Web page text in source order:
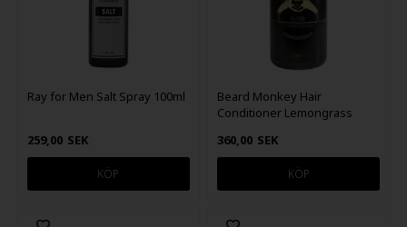
Ray for Men Salt Spray 100ml
259,00 SEK
Beard Monkey Hair
Conditioner Lemongrass
360,00 SEK